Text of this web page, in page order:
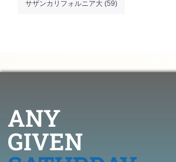
サザンカリフォルニア大 (59)
ANY
GIVEN